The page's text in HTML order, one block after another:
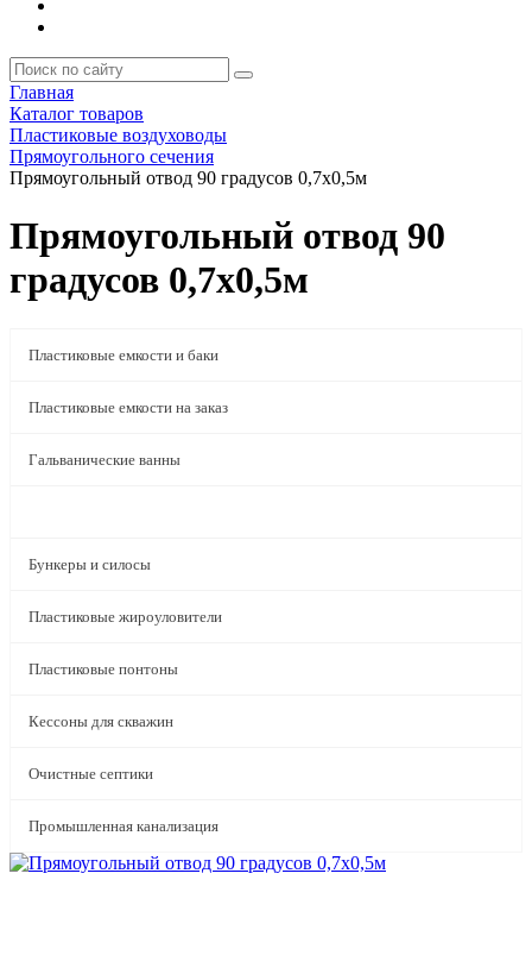
Главная
Каталог товаров
Пластиковые воздуховоды
Прямоугольного сечения
Прямоугольный отвод 90 градусов 0,7x0,5м
Прямоугольный отвод 90
градусов 0,7x0,5м
Пластиковые емкости и баки
Пластиковые емкости на заказ
Гальванические ванны
Бункеры и силосы
Пластиковые жироуловители
Пластиковые понтоны
Кессоны для скважин
Очистные септики
Промышленная канализация